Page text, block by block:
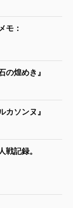
モ：
の煌めき』
カソンヌ』
記録。